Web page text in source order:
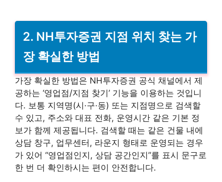
2. NH투자증권 지점 위치 찾는 가
장 확실한 방법
가장 확실한 방법은 NH투자증권 공식 채널에서 제
공하는 ‘영업점/지점 찾기’ 기능을 이용하는 것입니
다. 보통 지역명(시·구·동) 또는 지점명으로 검색할
수 있고, 주소와 대표 전화, 운영시간 같은 기본 정
보가 함께 제공됩니다. 검색할 때는 같은 건물 내에
상담 창구, 업무센터, 라운지 형태로 운영되는 경우
가 있어 “영업점인지, 상담 공간인지”를 표시 문구로
한 번 더 확인하시는 편이 안전합니다.